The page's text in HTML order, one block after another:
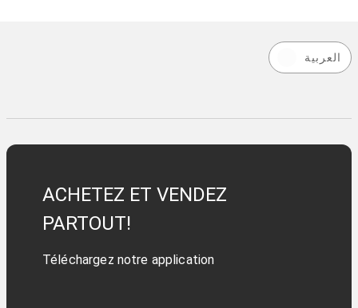
العربية
ACHETEZ ET VENDEZ
PARTOUT!
Téléchargez notre application